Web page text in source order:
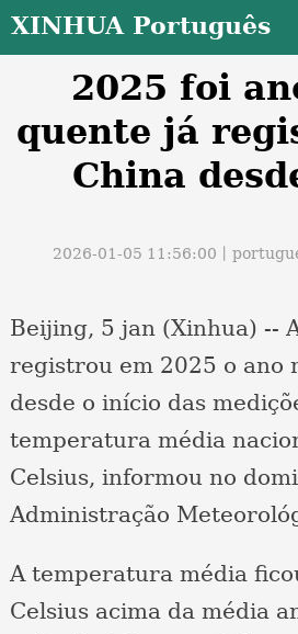
XINHUA Português
2025 foi
quente já
China
2026-01-05 11:56:00丨
Beijing, 5 jan (Xinhua) --
registrou em 2025 o ano
desde o início das
temperatura média
Celsius, informou no
Administração
A temperatura média
Celsius acima da média